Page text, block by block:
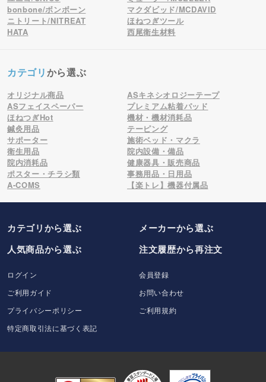
bonbone/ボンボーン
マクダビッド/MCDAVID
ニトリート/NITREAT
ほねつぎツール
HATA
西尾衛生材料
カテゴリから選ぶ
オリジナル商品
ASキネシオロジーテープ
ASフェイスペーパー
プレミアム粘着パッド
ほねつぎHot
機材・機材消耗品
鍼灸用品
テーピング
サポーター
施術ベッド・マクラ
衛生用品
院内設備・備品
院内消耗品
健康器具・販売商品
ポスター・チラシ類
事務用品・日用品
A-COMS
【楽トレ】機器付属品
カテゴリから選ぶ メーカーから選ぶ
人気商品から選ぶ
注文履歴から再注文
ログイン
会員登録
ご利用ガイド
お問い合わせ
プライバシーポリシー
ご利用規約
特定商取引法に基づく表記